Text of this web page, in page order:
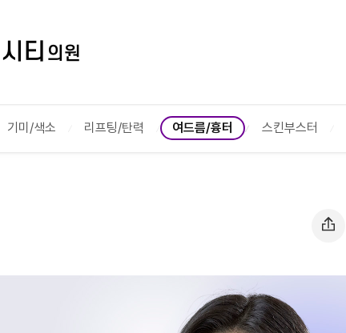
기미/색소 리프팅/탄력 여드름/흉터 스킨부스터